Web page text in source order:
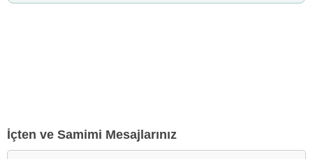
İçten ve Samimi Mesajlarınız